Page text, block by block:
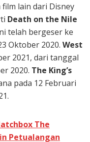
lain dari Disney
Death on the Nile
telah bergeser ke
Oktober 2020. West
2021, dari tanggal
2020. The King’s
pada 12 Februari
The
Petualangan